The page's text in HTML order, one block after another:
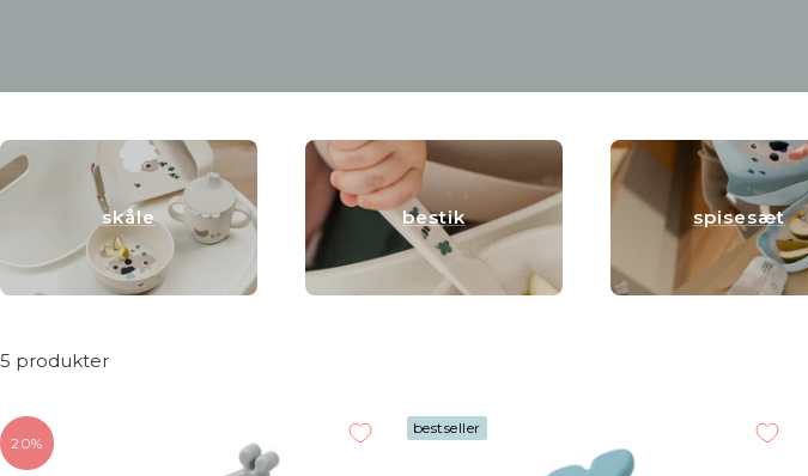
skåle bestik spisesæt
5 produkter
20%
bestseller